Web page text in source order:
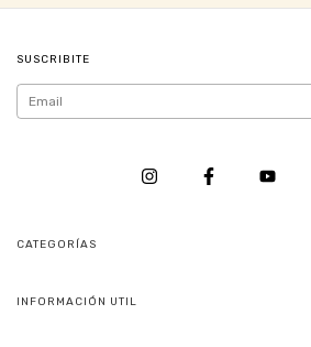
SUSCRIBITE
CATEGORÍAS
INFORMACIÓN UTIL